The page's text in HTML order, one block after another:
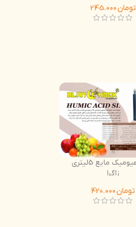
تومان
اسیدهیومیک مایع 5لیتری
زاگرا
تومان